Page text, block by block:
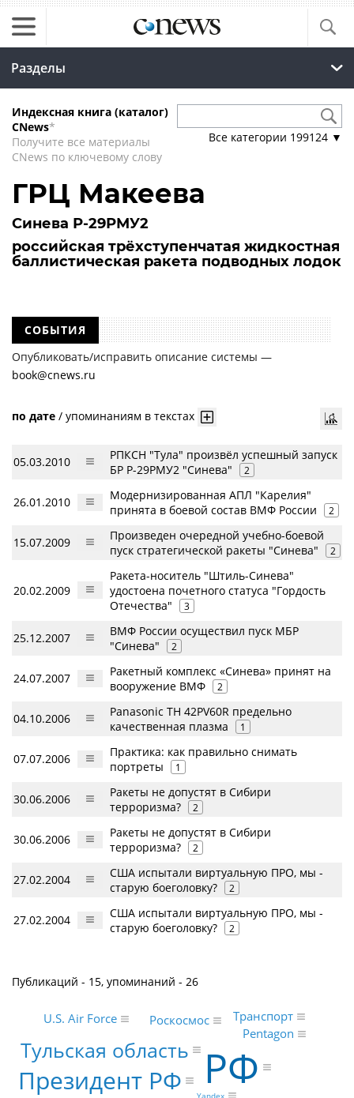
Разделы
Индексная книга (каталог)
CNews*
Получите все материалы
CNews по ключевому слову
Все категории 199124 ▼
ГРЦ Макеева
Синева Р-29РМУ2
российская трёхступенчатая жидкостная
баллистическая ракета подводных лодок
СОБЫТИЯ
Опубликовать/исправить описание системы —
book@cnews.ru
по дате / упоминаниям в текстах
05.03.2010
РПКСН "Тула" произвёл успешный запуск
БР Р-29РМУ2 "Синева"
2
26.01.2010
Модернизированная АПЛ "Карелия"
принята в боевой состав ВМФ России
2
15.07.2009
Произведен очередной учебно-боевой
пуск стратегической ракеты "Синева"
2
20.02.2009
Ракета-носитель "Штиль-Синева"
удостоена почетного статуса "Гордость
Отечества"
3
25.12.2007
ВМФ России осуществил пуск МБР
"Синева"
2
24.07.2007
Ракетный комплекс «Синева» принят на
вооружение ВМФ
2
04.10.2006
Panasonic TH 42PV60R предельно
качественная плазма
1
07.07.2006
Практика: как правильно снимать
портреты
1
30.06.2006
Ракеты не допустят в Сибири
терроризма?
2
30.06.2006
Ракеты не допустят в Сибири
терроризма?
2
27.02.2004
США испытали виртуальную ПРО, мы -
старую боеголовку?
2
27.02.2004
США испытали виртуальную ПРО, мы -
старую боеголовку?
2
Публикаций - 15, упоминаний - 26
РФ
Президент РФ
Тульская область
Pentagon
Роскосмос
U.S. Air Force Транспорт